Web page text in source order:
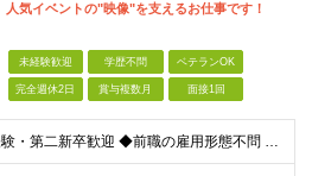
人気イベントの"映像"を支えるお仕事です！
未経験歓迎 学歴不問 ベテランOK
完全週休2日 賞与複数月 面接1回
◆未経験・第二新卒歓迎 ◆前職の雇用形態不問 ◆学歴不問 【 一つでも当てはまる方にピッタリ！ 】 ◎映画、スポーツ観戦、展示会などが好き ◎機械いじりが好き ◎プラモデルを作るのが好き ◎黙々と作